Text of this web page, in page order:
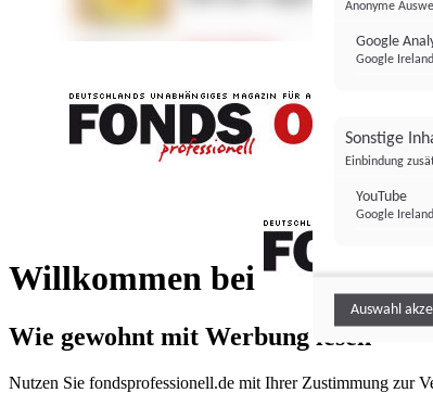
Willkommen bei
FONDS
Wie gewohnt mit Werbung lesen
Nutzen Sie fondsprofessionell.de mit Ihrer Zustimmung zur
Anonyme
Google
Google
Sonstige
Einbindung
YouTube
Google
Auswahl